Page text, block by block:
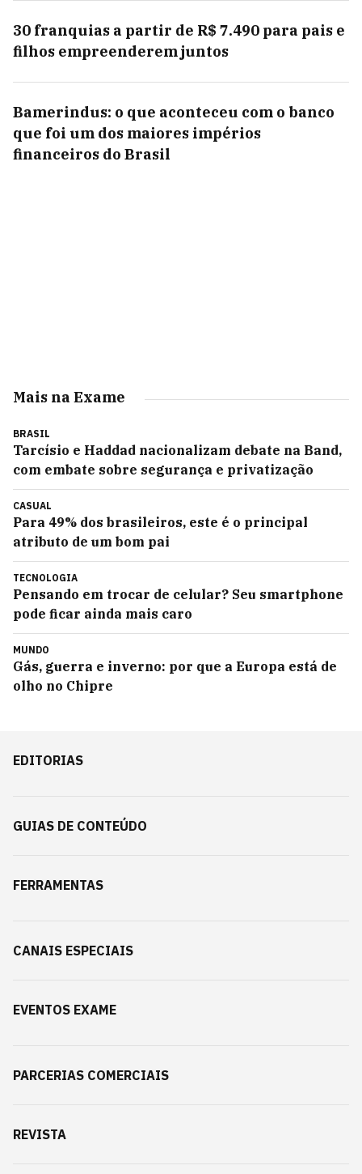
30 franquias a partir de R$ 7.490 para pais e
filhos empreenderem juntos
Bamerindus: o que aconteceu com o banco
que foi um dos maiores impérios
financeiros do Brasil
Mais na Exame
BRASIL
Tarcísio e Haddad nacionalizam debate na Band,
com embate sobre segurança e privatização
CASUAL
Para 49% dos brasileiros, este é o principal
atributo de um bom pai
TECNOLOGIA
Pensando em trocar de celular? Seu smartphone
pode ficar ainda mais caro
MUNDO
Gás, guerra e inverno: por que a Europa está de
olho no Chipre
EDITORIAS
GUIAS DE CONTEÚDO
FERRAMENTAS
CANAIS ESPECIAIS
EVENTOS EXAME
PARCERIAS COMERCIAIS
REVISTA